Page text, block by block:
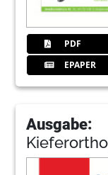
PDF
EPAPER
Ausgabe: